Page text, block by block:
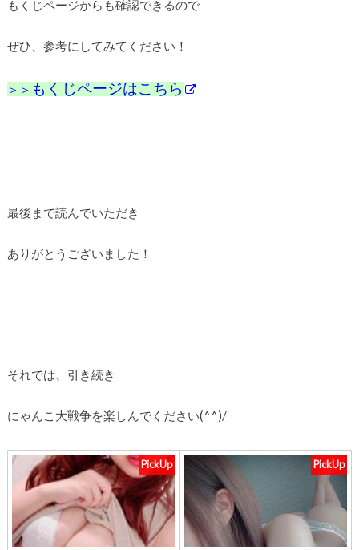
もくじページからも確認できるので
ぜひ、参考にしてみてください！
＞＞ もくじページはこちら
最後まで読んでいただき
ありがとうございました！
それでは、引き続き
にゃんこ大戦争を楽しんでください(^^)/
PickUp PickUp